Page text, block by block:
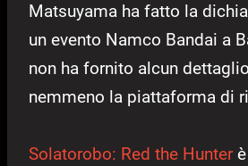
Matsuyama ha fatto la
un evento Namco Bandai a
non ha fornito alcun
nemmeno la piattaforma di
Solatorobo: Red the Hunterè